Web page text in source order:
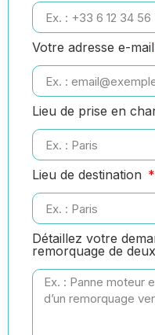
Votre adresse e-mail
Lieu de prise en
Lieu de destination
Détaillez votre
remorquage de